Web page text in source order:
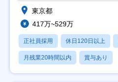
東京都
417万~529万
正社員採用 休日120日以上
月残業20時間以内 賞与あり